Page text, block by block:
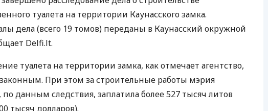
ЕЖЕМЕСЯЧНЫЙ ОБЗОР
КЕШБЭКА
туалета на территории Каунасского замка.
дела (всего 19 томов) переданы в Каунасский окружной
Delfi.lt.
туалета на территории замка, как отмечает агентство,
При этом за строительные работы мэрия
по данным следствия, заплатила более 527 тысяч литов
тысяч долларов).